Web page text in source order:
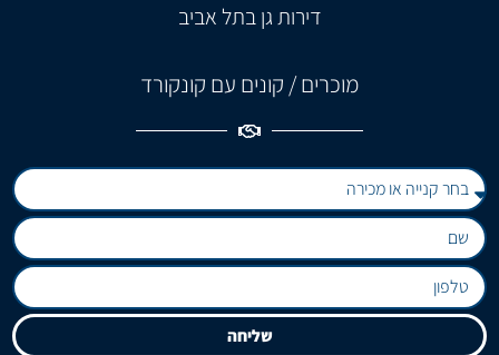
דירות גן בתל אביב
מוכרים / קונים עם קונקורד